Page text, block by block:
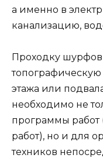
а именно в
канализацию,
Проходку шурфов
этажа или
необходимо не
программы работ
работ), но и для
техников